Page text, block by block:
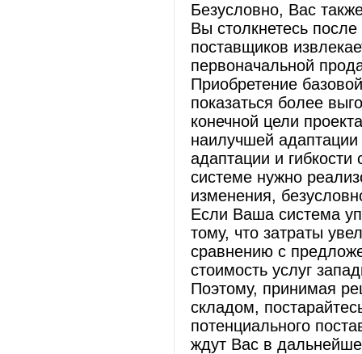
Безусловно, Вас
Вы столкнетесь
поставщиков
первоначальной
Приобретение
показаться более
конечной цели
наилучшей
адаптации и
системе нужно
изменения,
Если Ваша система
тому, что затраты
сравнению с
стоимость услуг
Поэтому, принимая
складом,
потенциального
ждут Вас в